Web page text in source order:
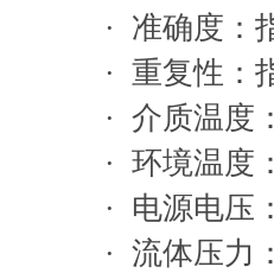
· 准确度：
· 重复性：
· 介质温度
· 环境温度
· 电源电压
· 流体压力